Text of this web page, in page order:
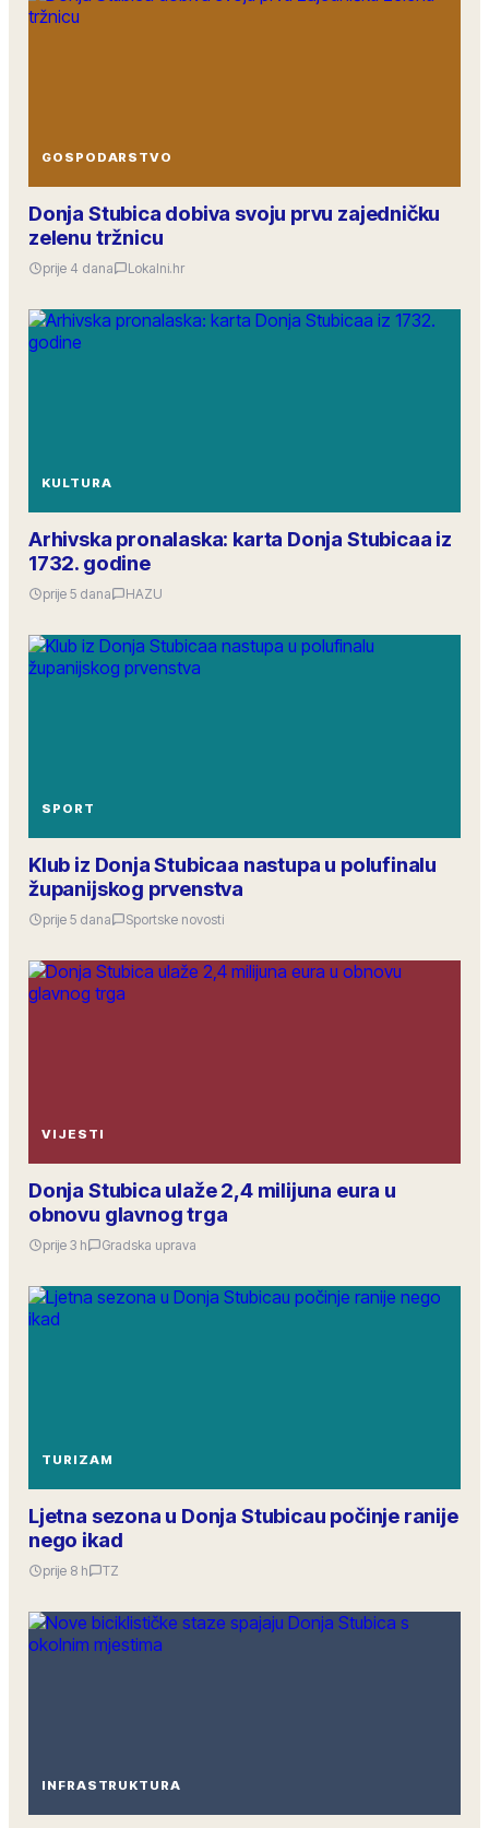
GOSPODARSTVO
Donja Stubica dobiva svoju prvu zajedničku
zelenu tržnicu
prije 4 dana Lokalni.hr
KULTURA
Arhivska pronalaska: karta Donja Stubicaa iz
1732. godine
prije 5 dana HAZU
SPORT
Klub iz Donja Stubicaa nastupa u polufinalu
županijskog prvenstva
prije 5 dana Sportske novosti
VIJESTI
Donja Stubica ulaže 2,4 milijuna eura u
obnovu glavnog trga
prije 3 h Gradska uprava
TURIZAM
Ljetna sezona u Donja Stubicau počinje ranije
nego ikad
prije 8 h TZ
INFRASTRUKTURA